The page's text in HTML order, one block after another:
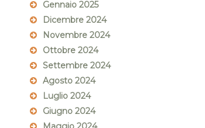
Gennaio 2025
Dicembre 2024
Novembre 2024
Ottobre 2024
Settembre 2024
Agosto 2024
Luglio 2024
Giugno 2024